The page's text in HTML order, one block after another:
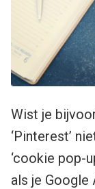
Wist je
‘Pinterest’
‘cookie pop-
als je Google